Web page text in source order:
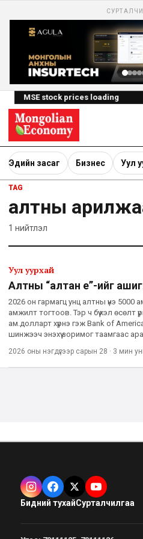
MSE stock prices loading
Эдийн засаг Бизнес Уул
TAG
алтны
1 нийтлэл
Уул уурхай
Алтны “алтан үе”-ийг
2026 он гармагц унц алтны үнэ 5000
амжилт тогтоов. Тэр ч бүү хэл өсөлт
ам.долларт хүрнэ гэж Bank of
шинжээч энэхүү зоримог таамгаас
2026 оны нэгдүгээр сарын 28 · 3 мин
Бидний тухайСурталчилгаа